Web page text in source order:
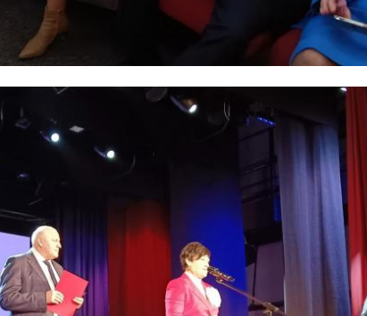
Мурино, Ленинградская область